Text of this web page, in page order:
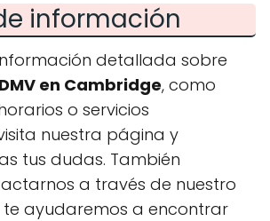
información
detallada sobre
en Cambridge, como
o servicios
nuestra página y
tus dudas. También
a través de nuestro
te ayudaremos a encontrar